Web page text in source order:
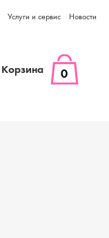
Услуги и сервис Новости
Корзина 0